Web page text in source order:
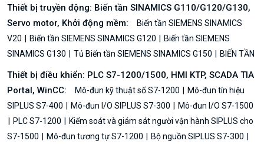
Thiết bị truyền động: Biến tần SINAMICS G110/G120/G130,
Servo motor, Khởi động mềm:
Biến tần SIEMENS SINAMICS
V20
Biến tần SIEMENS SINAMICS G120
Biến tần SIEMENS
SINAMICS G130
Tủ Biến tần SIEMENS SINAMICS G150 BIẾN TẦN
Thiết bị điều khiển: PLC S7-1200/1500, HMI KTP, SCADA TIA
Portal, WinCC:
Mô-đun kỹ thuật số S7-1200
Mô-đun tín hiệu
SIPLUS S7-400
Mô-đun I/O SIPLUS S7-300
Mô-đun I/O S7-1500
PLC S7-1200
Kiểm soát và giám sát người vận hành SIPLUS cho
S7-1500
Mô-đun tương tự S7-1200
Bộ nguồn SIPLUS S7-300